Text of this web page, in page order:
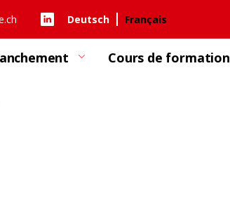
Deutsch Français
Cours de formation